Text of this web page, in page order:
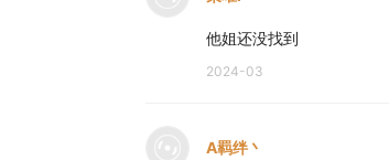
他姐还没找到
2024-03
A羁绊丶